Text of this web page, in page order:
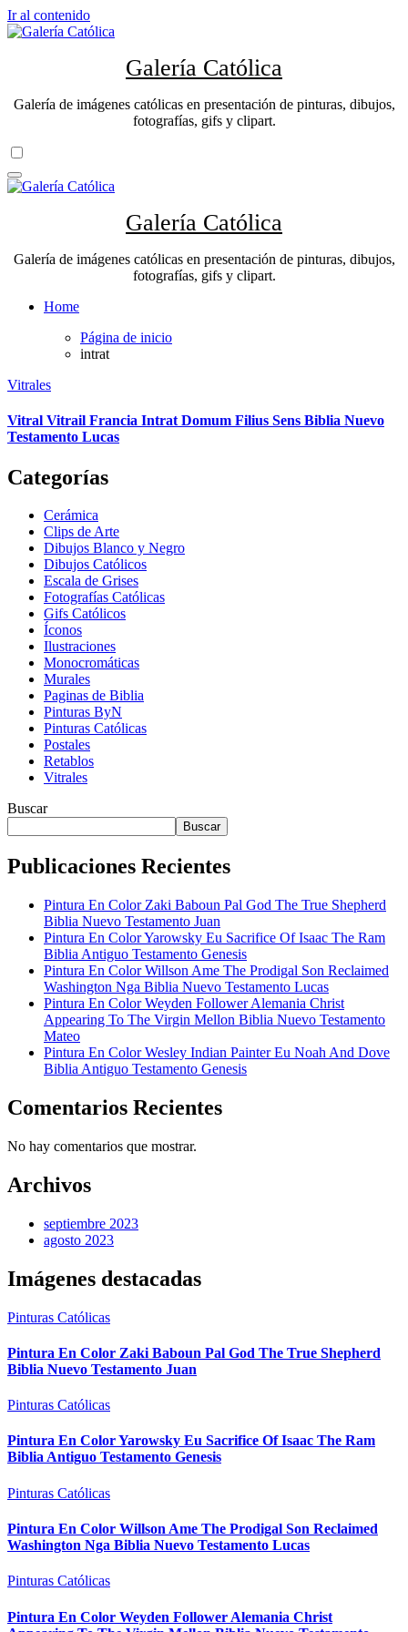
Ir al contenido
Galería Católica
Galería de imágenes católicas en presentación de pinturas, dibujos,
fotografías, gifs y clipart.
Galería Católica
Galería de imágenes católicas en presentación de pinturas, dibujos,
fotografías, gifs y clipart.
Home
Página de inicio
intrat
Vitrales
Vitral Vitrail Francia Intrat Domum Filius Sens Biblia Nuevo
Testamento Lucas
Categorías
Cerámica
Clips de Arte
Dibujos Blanco y Negro
Dibujos Católicos
Escala de Grises
Fotografías Católicas
Gifs Católicos
Íconos
Ilustraciones
Monocromáticas
Murales
Paginas de Biblia
Pinturas ByN
Pinturas Católicas
Postales
Retablos
Vitrales
Buscar
Buscar
Publicaciones Recientes
Pintura En Color Zaki Baboun Pal God The True Shepherd
Biblia Nuevo Testamento Juan
Pintura En Color Yarowsky Eu Sacrifice Of Isaac The Ram
Biblia Antiguo Testamento Genesis
Pintura En Color Willson Ame The Prodigal Son Reclaimed
Washington Nga Biblia Nuevo Testamento Lucas
Pintura En Color Weyden Follower Alemania Christ
Appearing To The Virgin Mellon Biblia Nuevo Testamento
Mateo
Pintura En Color Wesley Indian Painter Eu Noah And Dove
Biblia Antiguo Testamento Genesis
Comentarios Recientes
No hay comentarios que mostrar.
Archivos
septiembre 2023
agosto 2023
Imágenes destacadas
Pinturas Católicas
Pintura En Color Zaki Baboun Pal God The True Shepherd
Biblia Nuevo Testamento Juan
Pinturas Católicas
Pintura En Color Yarowsky Eu Sacrifice Of Isaac The Ram
Biblia Antiguo Testamento Genesis
Pinturas Católicas
Pintura En Color Willson Ame The Prodigal Son Reclaimed
Washington Nga Biblia Nuevo Testamento Lucas
Pinturas Católicas
Pintura En Color Weyden Follower Alemania Christ